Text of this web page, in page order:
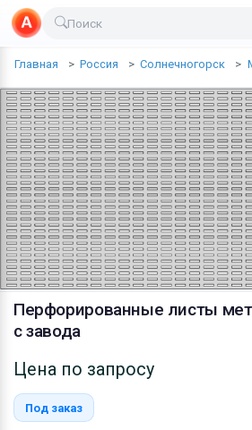
Поиск
Главная Россия Солнечногорск
Перфорированные листы
с завода
Цена по запросу
Под заказ
Доставка еды
Транспорт
Недвижимость
Услуги
Личные вещи
Одежда и обувь
Электроника
Все для дома
Хобби и отдых
Животные
Оборудование